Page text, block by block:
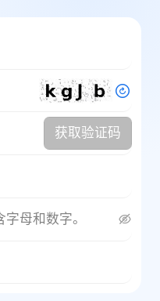
获取验证码
母和数字。